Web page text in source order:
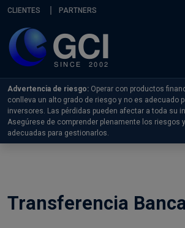
Skip navigation
CLIENTES PARTNERS
Advertencia de riesgo: Operar con productos
conlleva un alto grado de riesgo y no es adecuado
inversores. Las pérdidas pueden afectar a toda su
Asegúrese de comprender plenamente los riesgos
adecuadas para gestionarlos.
Transferencia